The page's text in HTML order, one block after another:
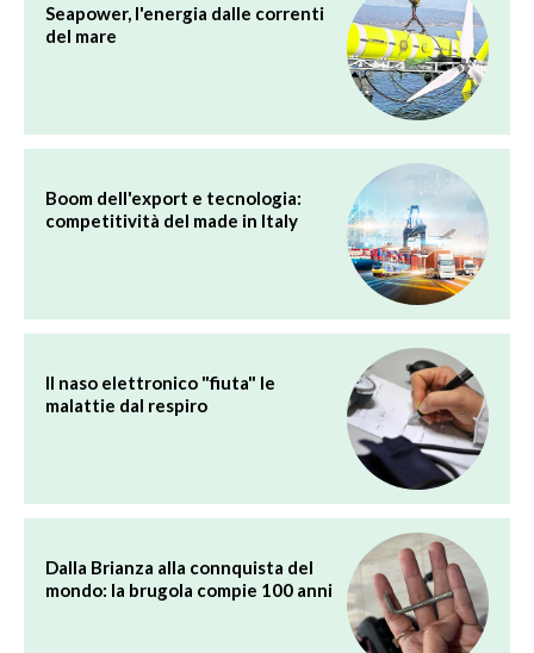
Seapower, l'energia dalle correnti
del mare
Boom dell'export e tecnologia:
competitività del made in Italy
Il naso elettronico "fiuta" le
malattie dal respiro
Dalla Brianza alla connquista del
mondo: la brugola compie 100 anni